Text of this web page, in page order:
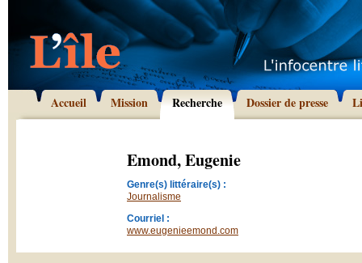
Accueil Mission Recherche Dossier de presse
Emond, Eugenie
Genre(s) littéraire(s) :
Journalisme
Courriel :
www.eugenieemond.com